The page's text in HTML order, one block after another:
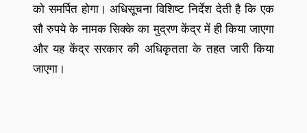
को समर्पित होगा। अधिसूचना विशिष्ट निर्देश देती है कि एक
सौ रुपये के नामक सिक्के का मुद्रण केंद्र में ही किया जाएगा
और यह केंद्र सरकार की अधिकृतता के तहत जारी किया
जाएगा।